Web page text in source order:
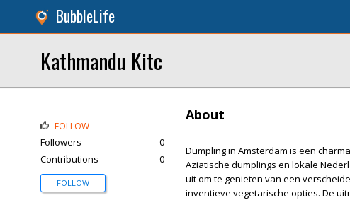
BubbleLife
Kathmandu Kitc
About
Dumpling in Amsterdam is een
Aziatische dumplings en lokale
uit om te genieten van een
inventieve vegetarische opties. De
FOLLOW
Followers
0
Contributions
0
FOLLOW